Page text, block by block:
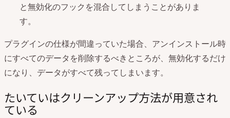
と無効化のフックを混合してしまうことがありま
す。
プラグインの仕様が間違っていた場合、アンインストール時
にすべてのデータを削除するべきところが、無効化するだけ
になり、データがすべて残ってしまいます。
たいていはクリーンアップ方法が用意され
ている